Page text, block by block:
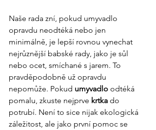
Naše rada zní, pokud umyvadlo
opravdu neodtéká nebo jen
minimálně, je lepší rovnou vynechat
nejrůznější babské rady, jako je sůl
nebo ocet, smíchané s jarem. To
pravděpodobně už opravdu
nepomůže. Pokud umyvadlo odtéká
pomalu, zkuste nejprve krtka do
potrubí. Není to sice nijak ekologická
záležitost, ale jako první pomoc se